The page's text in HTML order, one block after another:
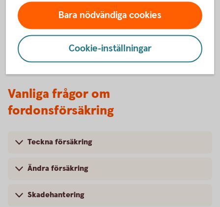
ersättning.
Skadeanmälan – anmälskada
Vanliga frågor om
fordonsförsäkring
Teckna försäkring
Ändra försäkring
Skadehantering
Bara nödvändiga cookies
Cookie-inställningar